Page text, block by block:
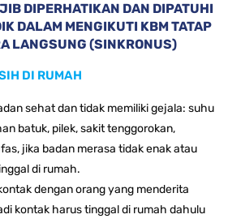
DIPERHATIKAN DAN DIPATUHI
DALAM MENGIKUTI KBM TATAP
LANGSUNG (SINKRONUS)
DI RUMAH
sehat dan tidak memiliki gejala: suhu
batuk, pilek, sakit tenggorokan,
jika badan merasa tidak enak atau
di rumah.
dengan orang yang menderita
kontak harus tinggal di rumah dahulu